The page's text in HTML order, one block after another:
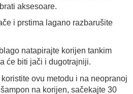
aksesoare.
i prstima lagano razbarušite
natapirajte korijen tankim
će biti jači i dugotrajniji.
ovu metodu i na neopranoj
na korijen, sačekajte 30